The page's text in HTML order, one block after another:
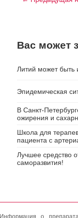
Вас может
Литий может быть
Эпидемическая
В Санкт-
ожирения и
Школа для
пациента с
Лучшее средство
саморазвития!
Информация о